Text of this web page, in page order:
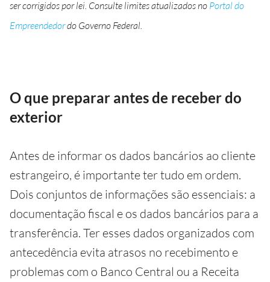
ser corrigidos por lei. Consulte limites atualizados no Portal do
Empreendedordo Governo Federal.
O que preparar antes de receber do
exterior
Antes de informar os dados bancários ao cliente
estrangeiro, é importante ter tudo em ordem.
Dois conjuntos de informações são essenciais: a
documentação fiscal e os dados bancários para a
transferência. Ter esses dados organizados com
antecedência evita atrasos no recebimento e
problemas com o Banco Central ou a Receita